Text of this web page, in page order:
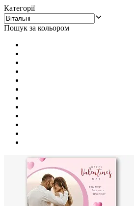
Категорії
Пошук за кольором